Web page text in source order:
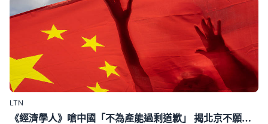
LTN
《經濟學人》嗆中國「不為產能過剩道歉」 揭北京不願面對1真相